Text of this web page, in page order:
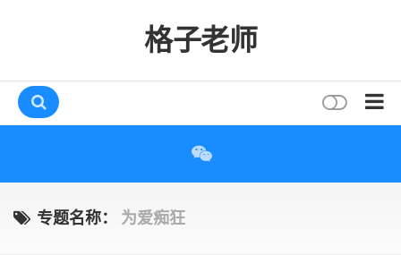
格子老师
互动
专题名称： 为爱痴狂